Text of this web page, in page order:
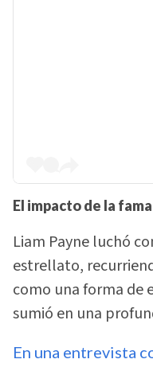
El impacto de la
Liam Payne luchó
estrellato,
como una forma de
sumió en una
En una entrevista